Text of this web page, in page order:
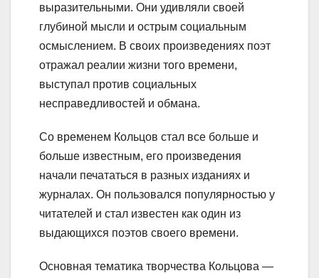
выразительными. Они удивляли своей
глубиной мысли и острым социальным
осмыслением. В своих произведениях поэт
отражал реалии жизни того времени,
выступал против социальных
несправедливостей и обмана.
Со временем Кольцов стал все больше и
больше известным, его произведения
начали печататься в разных изданиях и
журналах. Он пользовался популярностью у
читателей и стал известен как один из
выдающихся поэтов своего времени.
Основная тематика творчества Кольцова —